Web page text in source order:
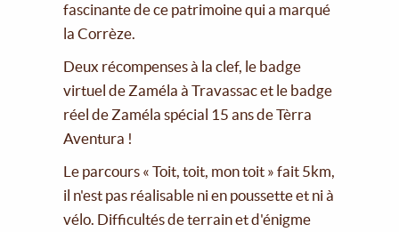
fascinante de ce patrimoine qui a marqué
la Corrèze.
Deux récompenses à la clef, le badge
virtuel de Zaméla à Travassac et le badge
réel de Zaméla spécial 15 ans de Tèrra
Aventura !
Le parcours « Toit, toit, mon toit » fait 5km,
il n'est pas réalisable ni en poussette et ni à
vélo. Difficultés de terrain et d'énigme